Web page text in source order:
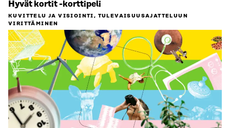
Hyvät kortit -korttipeli
KUVITTELU JA VISIOINTI, TULEVAISUUS­AJATTELUUN
VIRITTÄMINEN